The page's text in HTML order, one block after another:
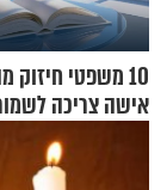
10 משפטי
אישה צריכה